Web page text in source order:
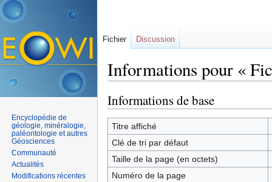
Informations pour «
Informations de base
Titre affiché
Clé de tri par défaut
Taille de la page (en octets)
Numéro de la page
Fichier Discussion
Encyclopédie de
géologie, minéralogie,
paléontologie et autres
Géosciences
Communauté
Actualités
Modifications récentes